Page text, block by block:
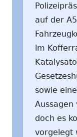
auf der
im
sowie
doch es
vorgelegt